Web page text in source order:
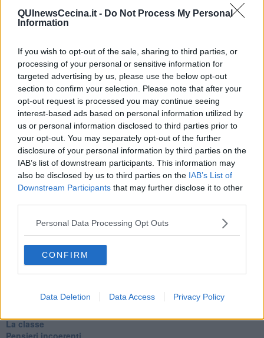
QUInewsCecina.it - Do Not Process My Personal
Information
If you wish to opt-out of the sale, sharing to third parties, or
processing of your personal or sensitive information for
targeted advertising by us, please use the below opt-out
section to confirm your selection. Please note that after your
opt-out request is processed you may continue seeing
interest-based ads based on personal information utilized by
us or personal information disclosed to third parties prior to
your opt-out. You may separately opt-out of the further
disclosure of your personal information by third parties on the
IAB’s list of downstream participants. This information may
also be disclosed by us to third parties on the IAB’s List of
Downstream Participants that may further disclose it to other
Personal Data Processing Opt Outs
CONFIRM
Data Deletion Data Access Privacy Policy
Scrivi
Bestiario
Veglia
​“D” come delitto
Belle lettere
25 Aprile
Todo el bien, todo el mal
Silenzio
Le parole
​L’Australiana
Le stelle del jazz
Vita & morte
Auguri
Moro
Passanti
Continuando, la nonna e il carretto
Metaverso smart
Confessioni autoreferenziali
Utopie
La classe
Pensieri incoerenti